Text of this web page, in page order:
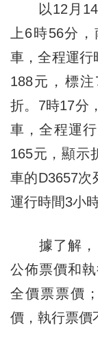
以12月14
上6時56分
車，全程運行
188元，標
折。7時17分
車，全程運
165元，顯示
車的D3657次
運行時間3小
據了解，
公佈票價和
全價票票價
價，執行票價